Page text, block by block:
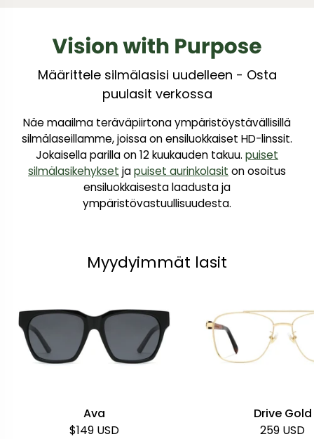
Määrittele silmälasisi uudelleen - Osta
puulasit verkossa
Näe maailma teräväpiirtona ympäristöystävällisillä
silmälaseillamme, joissa on ensiluokkaiset HD-linssit.
Jokaisella parilla on 12 kuukauden takuu. puiset
silmälasikehykset japuiset aurinkolasit on osoitus
ensiluokkaisesta laadusta ja
ympäristövastuullisuudesta.
Myydyimmät lasit
Ava
Normaali hinta
$149 USD
Drive Gold
Normaali
259 USD